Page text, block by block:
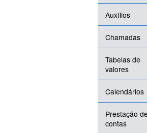
Auxílios
Chamadas
Tabelas de
valores
Calendários
Prestação de
contas